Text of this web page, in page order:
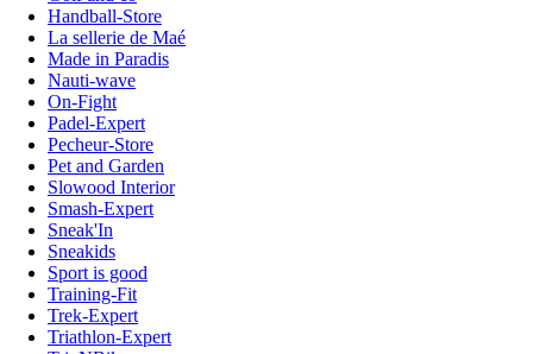
Handball-Store
La sellerie de Maé
Made in Paradis
Nauti-wave
On-Fight
Padel-Expert
Pecheur-Store
Pet and Garden
Slowood Interior
Smash-Expert
Sneak'In
Sneakids
Sport is good
Training-Fit
Trek-Expert
Triathlon-Expert